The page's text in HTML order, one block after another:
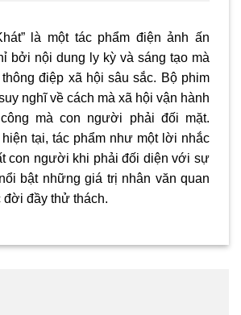
là một tác phẩm điện ảnh ấn
bởi nội dung ly kỳ và sáng tạo mà
điệp xã hội sâu sắc. Bộ phim
nghĩ về cách mà xã hội vận hành
mà con người phải đối mặt.
tại, tác phẩm như một lời nhắc
con người khi phải đối diện với sự
bật những giá trị nhân văn quan
đầy thử thách.